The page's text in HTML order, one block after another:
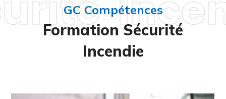
GC Compétences
Formation Sécurité
Incendie